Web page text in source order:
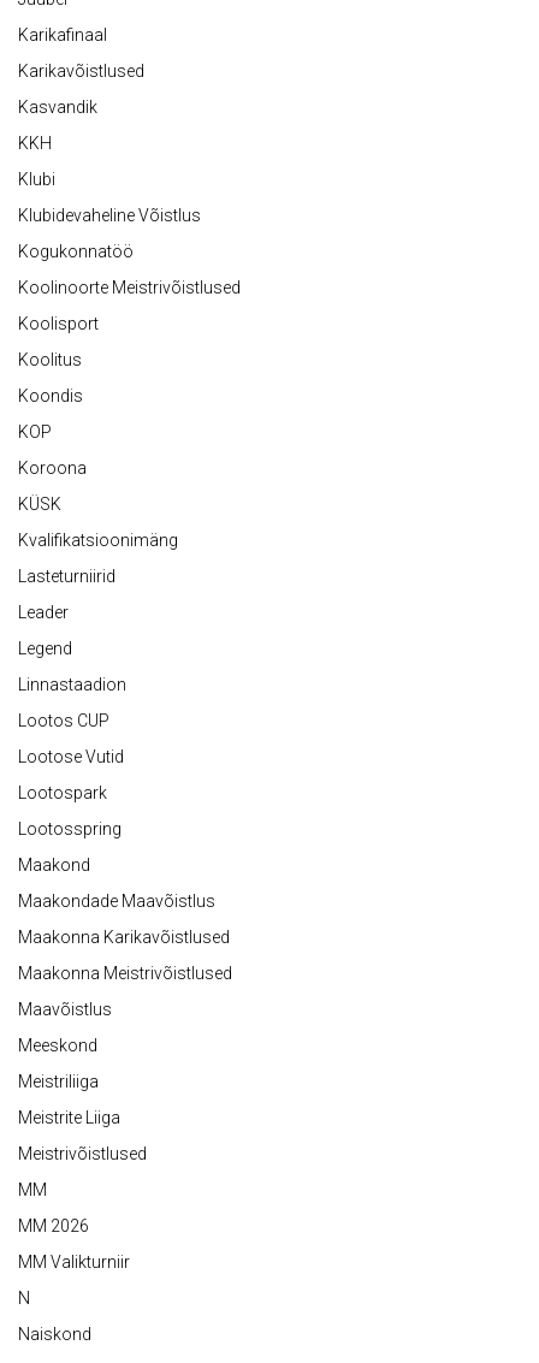
Karikafinaal
Karikavõistlused
Kasvandik
KKH
Klubi
Klubidevaheline Võistlus
Kogukonnatöö
Koolinoorte Meistrivõistlused
Koolisport
Koolitus
Koondis
KOP
Koroona
KÜSK
Kvalifikatsioonimäng
Lasteturniirid
Leader
Legend
Linnastaadion
Lootos CUP
Lootose Vutid
Lootospark
Lootosspring
Maakond
Maakondade Maavõistlus
Maakonna Karikavõistlused
Maakonna Meistrivõistlused
Maavõistlus
Meeskond
Meistriliiga
Meistrite Liiga
Meistrivõistlused
MM
MM 2026
MM Valikturniir
N
Naiskond